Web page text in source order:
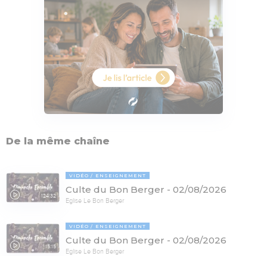
De la même chaîne
124:32
VIDÉO ENSEIGNEMENT
Culte du Bon Berger - 02/08/2026
Eglise Le Bon Berger
15:15
VIDÉO ENSEIGNEMENT
Culte du Bon Berger - 02/08/2026
Eglise Le Bon Berger